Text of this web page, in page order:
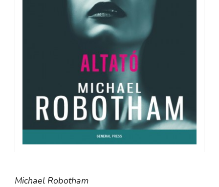
Michael Robotham